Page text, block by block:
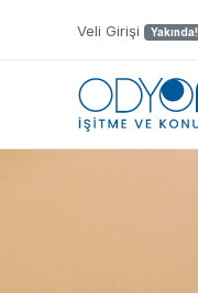
Veli Girişi Yakında!